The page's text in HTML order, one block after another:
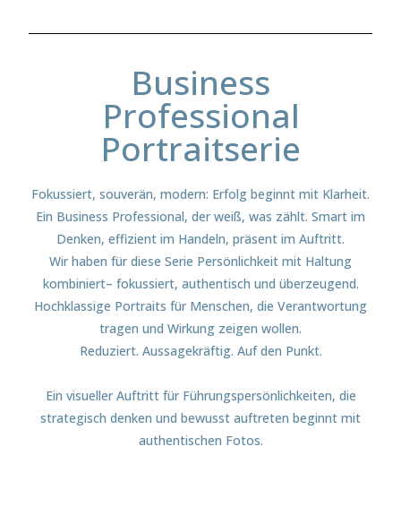
Business
Professional
Portraitserie
Fokussiert, souverän, modern: Erfolg beginnt mit Klarheit.
Ein Business Professional, der weiß, was zählt. Smart im
Denken, effizient im Handeln, präsent im Auftritt.
Wir haben für diese Serie Persönlichkeit mit Haltung
kombiniert– fokussiert, authentisch und überzeugend.
Hochklassige Portraits für Menschen, die Verantwortung
tragen und Wirkung zeigen wollen.
Reduziert. Aussagekräftig. Auf den Punkt.
Ein visueller Auftritt für Führungspersönlichkeiten, die
strategisch denken und bewusst auftreten beginnt mit
authentischen Fotos.